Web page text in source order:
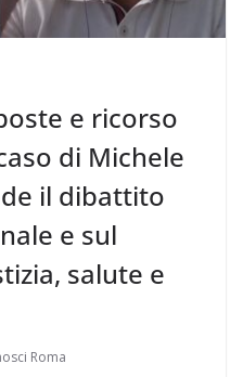
e ricorso
di Michele
il dibattito
e sul
salute e
Roma